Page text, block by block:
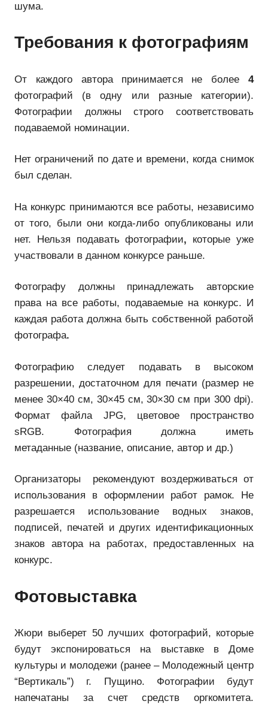
шума.
Требования к фотографиям
От каждого автора принимается не более 4
фотографий (в одну или разные категории).
Фотографии должны строго соответствовать
подаваемой номинации.
Нет ограничений по дате и времени, когда снимок
был сделан.
На конкурс принимаются все работы, независимо
от того, были они когда-либо опубликованы или
нет. Нельзя подавать фотографии, которые уже
участвовали в данном конкурсе раньше.
Фотографу должны принадлежать авторские
права на все работы, подаваемые на конкурс. И
каждая работа должна быть собственной работой
фотографа.
Фотографию следует подавать в высоком
разрешении, достаточном для печати (размер не
менее 30×40 см, 30×45 см, 30×30 см при 300 dpi).
Формат файла JPG, цветовое пространство
sRGB. Фотография должна иметь
метаданные (название, описание, автор и др.)
Организаторы рекомендуют воздерживаться от
использования в оформлении работ рамок. Не
разрешается использование водных знаков,
подписей, печатей и других идентификационных
знаков автора на работах, предоставленных на
конкурс.
Фотовыставка
Жюри выберет 50 лучших фотографий, которые
будут экспонироваться на выставке в Доме
культуры и молодежи (ранее – Молодежный центр
“Вертикаль”) г. Пущино. Фотографии будут
напечатаны за счет средств оргкомитета.